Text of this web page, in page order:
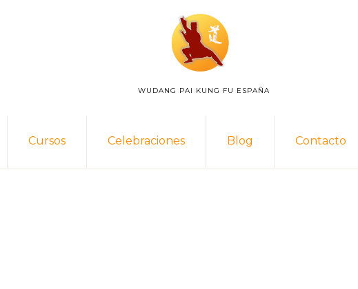
WUDANGWUDANG PAI KUNG FU ESPAÑA
Cursos Celebraciones Blog Contacto